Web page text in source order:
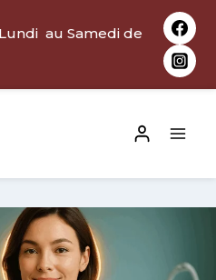
au Samedi de